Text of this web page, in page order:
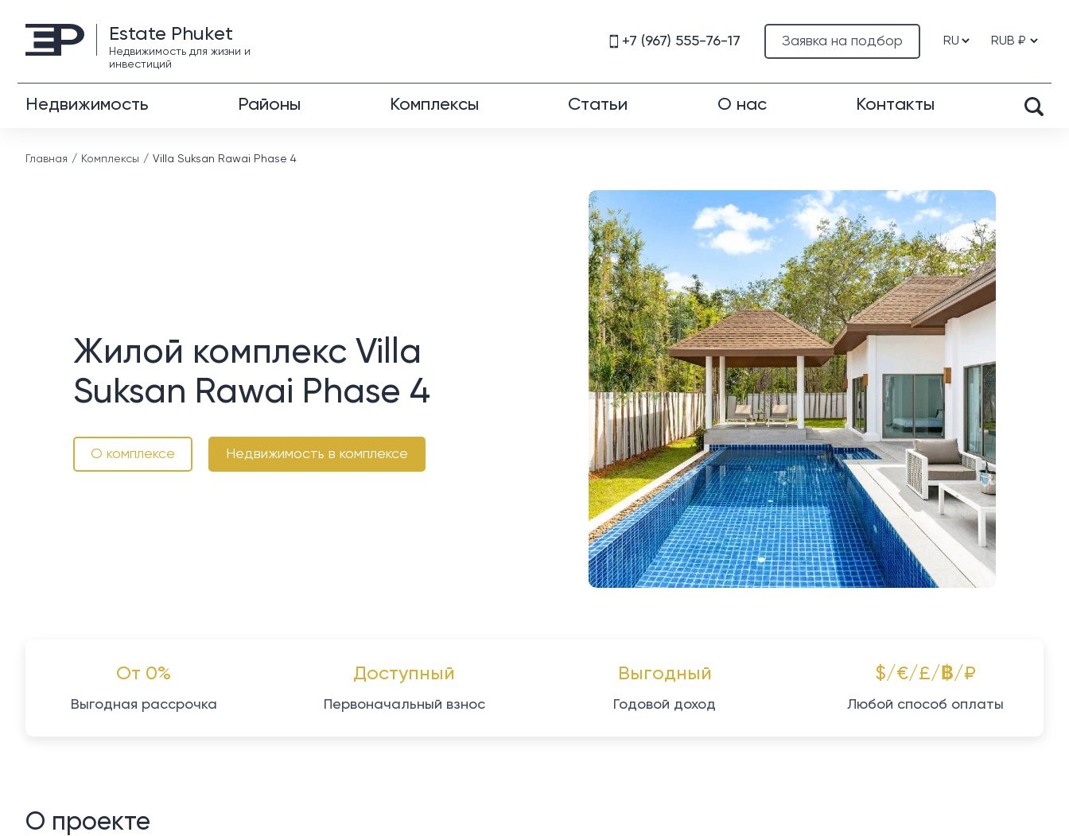
Estate Phuket
Недвижимость для жизни и
инвестиций
Заявка на подбор
+7 (967) 555-76-17
Недвижимость Районы Комплексы Статьи О нас Контакты
Главная Комплексы Villa Suksan Rawai Phase 4
Жилой комплекс Villa
Suksan Rawai Phase 4
О комплексе Недвижимость в комплексе
От 0%
Выгодная рассрочка
Доступный
Первоначальный взнос
Выгодный
Годовой доход
$/€/£/฿/₽
Любой способ оплаты
О проекте